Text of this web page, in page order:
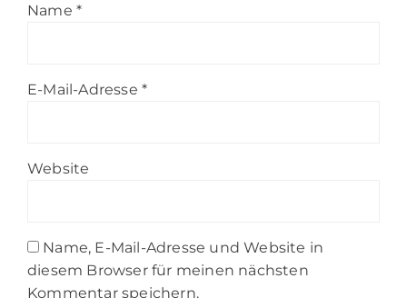
Name *
E-Mail-Adresse *
Website
Name, E-Mail-Adresse und Website in
diesem Browser für meinen nächsten
Kommentar speichern.